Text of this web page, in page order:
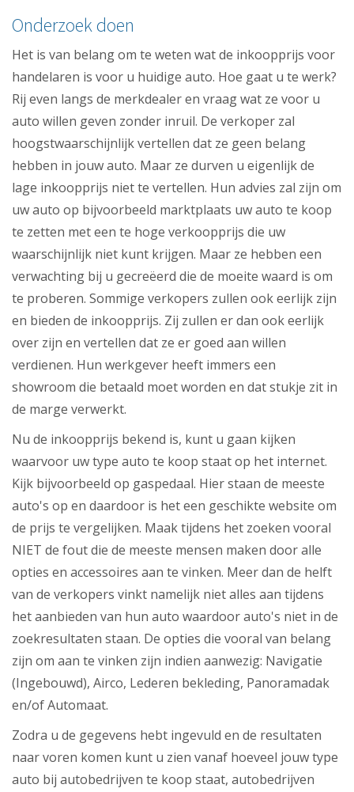
Onderzoek doen
Het is van belang om te weten wat de inkoopprijs voor
handelaren is voor u huidige auto. Hoe gaat u te werk?
Rij even langs de merkdealer en vraag wat ze voor u
auto willen geven zonder inruil. De verkoper zal
hoogstwaarschijnlijk vertellen dat ze geen belang
hebben in jouw auto. Maar ze durven u eigenlijk de
lage inkoopprijs niet te vertellen. Hun advies zal zijn om
uw auto op bijvoorbeeld marktplaats uw auto te koop
te zetten met een te hoge verkoopprijs die uw
waarschijnlijk niet kunt krijgen. Maar ze hebben een
verwachting bij u gecreëerd die de moeite waard is om
te proberen. Sommige verkopers zullen ook eerlijk zijn
en bieden de inkoopprijs. Zij zullen er dan ook eerlijk
over zijn en vertellen dat ze er goed aan willen
verdienen. Hun werkgever heeft immers een
showroom die betaald moet worden en dat stukje zit in
de marge verwerkt.
Nu de inkoopprijs bekend is, kunt u gaan kijken
waarvoor uw type auto te koop staat op het internet.
Kijk bijvoorbeeld op gaspedaal. Hier staan de meeste
auto's op en daardoor is het een geschikte website om
de prijs te vergelijken. Maak tijdens het zoeken vooral
NIET de fout die de meeste mensen maken door alle
opties en accessoires aan te vinken. Meer dan de helft
van de verkopers vinkt namelijk niet alles aan tijdens
het aanbieden van hun auto waardoor auto's niet in de
zoekresultaten staan. De opties die vooral van belang
zijn om aan te vinken zijn indien aanwezig: Navigatie
(Ingebouwd), Airco, Lederen bekleding, Panoramadak
en/of Automaat.
Zodra u de gegevens hebt ingevuld en de resultaten
naar voren komen kunt u zien vanaf hoeveel jouw type
auto bij autobedrijven te koop staat, autobedrijven